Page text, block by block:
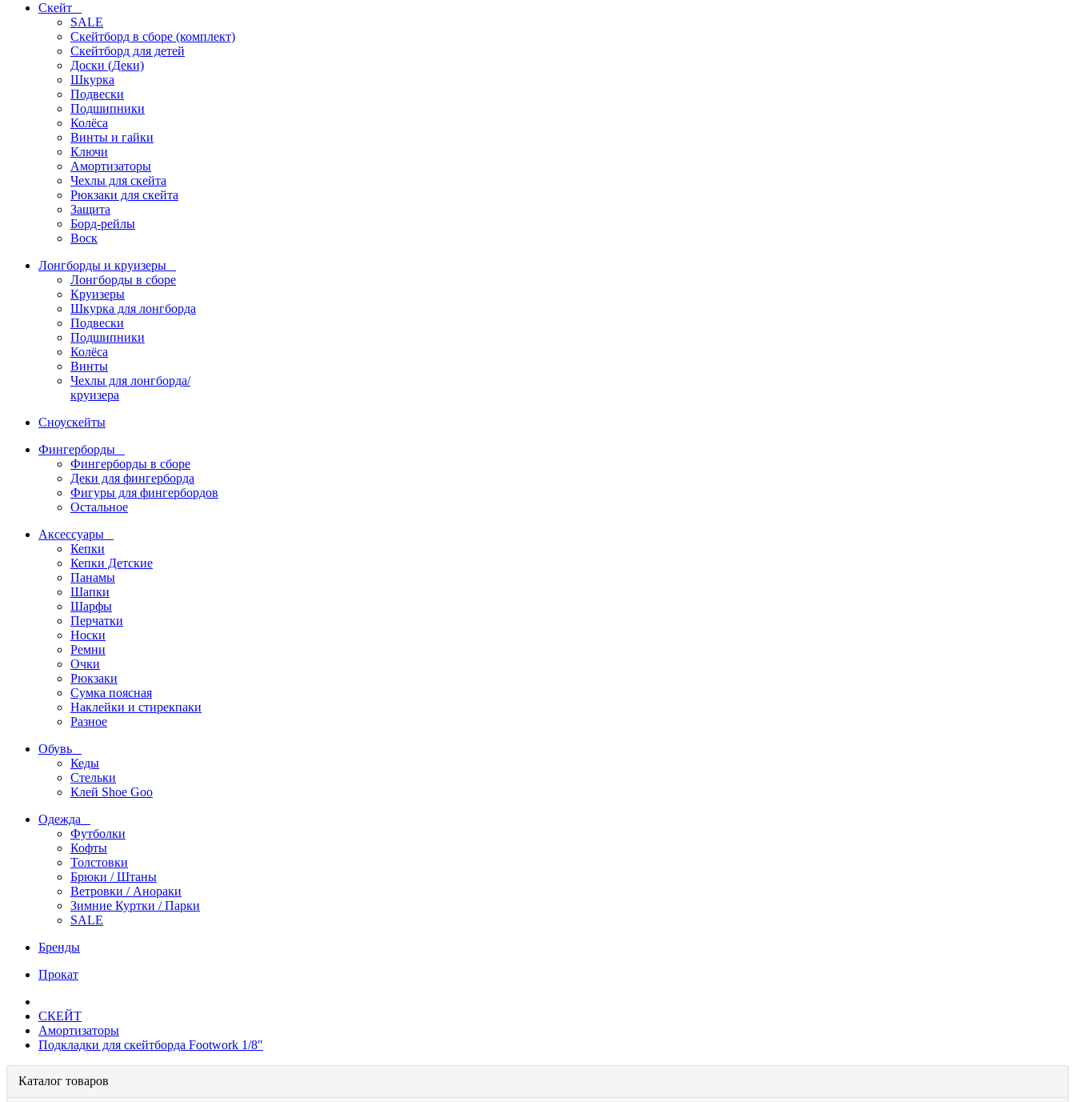
Скейт
SALE
Скейтборд в сборе (комплект)
Скейтборд для детей
Доски (Деки)
Шкурка
Подвески
Подшипники
Колёса
Винты и гайки
Ключи
Амортизаторы
Чехлы для скейта
Рюкзаки для скейта
Защита
Борд-рейлы
Воск
Лонгборды и круизеры
Лонгборды в сборе
Круизеры
Шкурка для лонгборда
Подвески
Подшипники
Колёса
Винты
Чехлы для лонгборда/
круизера
Сноускейты
Фингерборды
Фингерборды в сборе
Деки для фингерборда
Фигуры для фингербордов
Остальное
Аксессуары
Кепки
Кепки Детские
Панамы
Шапки
Шарфы
Перчатки
Носки
Ремни
Очки
Рюкзаки
Сумка поясная
Наклейки и стирекпаки
Разное
Обувь
Кеды
Стельки
Клей Shoe Goo
Одежда
Футболки
Кофты
Толстовки
Брюки / Штаны
Ветровки / Анораки
Зимние Куртки / Парки
SALE
Бренды
Прокат
СКЕЙТ
Амортизаторы
Подкладки для скейтборда Footwork 1/8"
Каталог товаров